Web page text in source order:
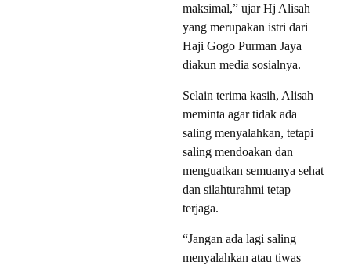
maksimal,” ujar Hj Alisah
yang merupakan istri dari
Haji Gogo Purman Jaya
diakun media sosialnya.
Selain terima kasih, Alisah
meminta agar tidak ada
saling menyalahkan, tetapi
saling mendoakan dan
menguatkan semuanya sehat
dan silahturahmi tetap
terjaga.
“Jangan ada lagi saling
menyalahkan atau tiwas